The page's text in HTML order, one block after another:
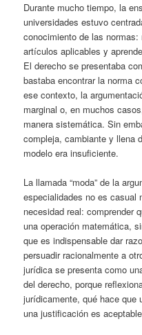
Durante mucho tiempo, la
universidades estuvo
conocimiento de las
artículos aplicables y
El derecho se presentaba
bastaba encontrar la norma
ese contexto, la
marginal o, en muchos
manera sistemática. Sin
compleja, cambiante y llena
modelo era insuficiente.
La llamada “moda” de la
especialidades no es casual
necesidad real: comprender
una operación matemática,
que es indispensable dar
persuadir racionalmente a
jurídica se presenta como
del derecho, porque
jurídicamente, qué hace que
una justificación es